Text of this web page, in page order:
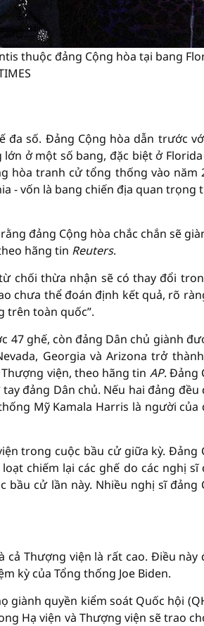
thuộc đảng Cộng hòa tại bang
đa số. Đảng Cộng hòa dẫn trước
ở một số bang, đặc biệt ở
hòa tranh cử tổng thống vào năm
- vốn là bang chiến địa quan trọng
đảng Cộng hòa chắc chắn sẽ
hãng tin Reuters.
chối thừa nhận sẽ có thay đổi
chưa thể đoán định kết quả, rõ
trên toàn quốc”.
47 ghế, còn đảng Dân chủ giành
Georgia và Arizona trở
viện, theo hãng tin AP. Đảng
đảng Dân chủ. Nếu hai đảng đều
Mỹ Kamala Harris là người của
trong cuộc bầu cử giữa kỳ. Đảng
chiếm lại các ghế do các nghị sĩ
cử lần này. Nhiều nghị sĩ đảng
cả Thượng viện là rất cao. Điều này
kỳ của Tổng thống Joe Biden.
giành quyền kiểm soát Quốc hội
Hạ viện và Thượng viện sẽ trao